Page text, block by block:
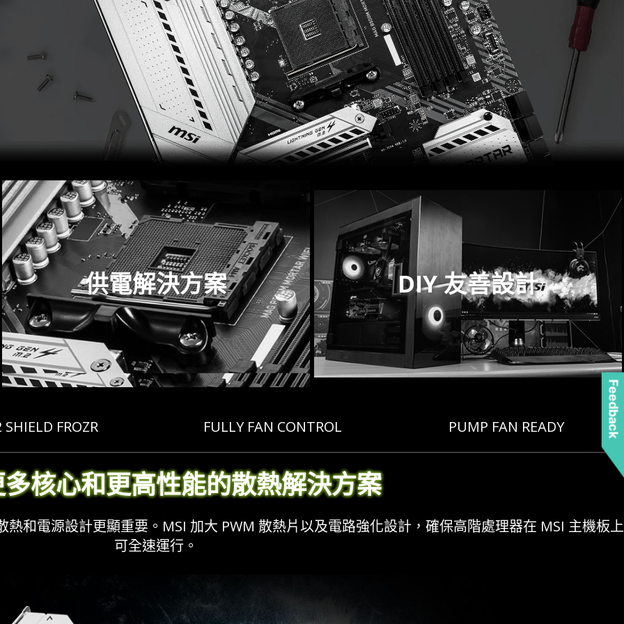
供電解決方案 DIY 友善設計
FROZR FULLY FAN CONTROL PUMP FAN READY
核心和更高性能的散熱解決方案
和電源設計更顯重要。MSI 加大 PWM 散熱片以及電路強化設計，確保高階處理器在 MSI 主機板上
可全速運行。
Feedback